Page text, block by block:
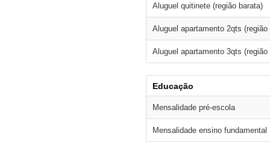
Aluguel quitinete (região barata)
Aluguel apartamento 2qts (região
Aluguel apartamento 3qts (região
Educação
Mensalidade pré-escola
Mensalidade ensino fundamental